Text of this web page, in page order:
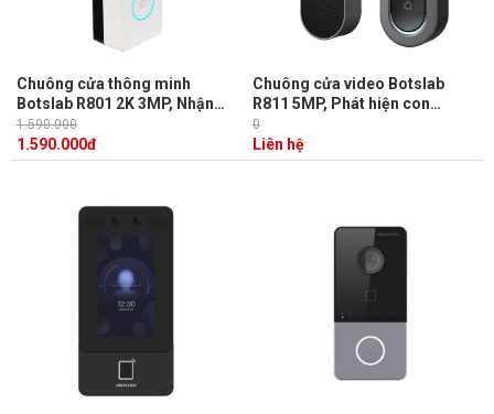
Chuông cửa thông minh
Botslab R801 2K 3MP, Nhận
diện khuôn mặt, Điều khiển từ
xa, Đàm thoại 2 chiều
1.590.000
1.590.000đ
Chuông cửa video Botslab
R811 5MP, Phát hiện con
người, Báo động, Chất lượng
HDR
0
Liên hệ